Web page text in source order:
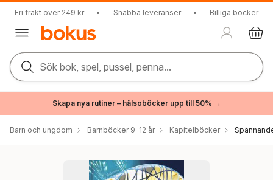
Fri frakt över 249 kr • Snabba leveranser • Billiga böcker
Sök bok, spel, pussel, penna...
Skapa nya rutiner – hälsoböcker upp till 50% →
Barn och ungdom Barnböcker 9-12 år Kapitelböcker